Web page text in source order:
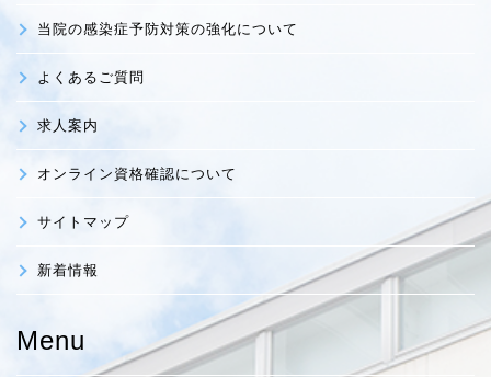
当院の感染症予防対策の強化について
よくあるご質問
求人案内
オンライン資格確認について
サイトマップ
新着情報
Menu